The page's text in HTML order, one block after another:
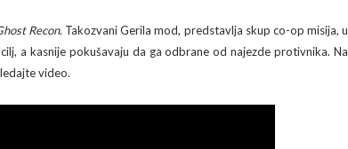
Recon. Takozvani Gerila mod, predstavlja skup co-op misija, u
a kasnije pokušavaju da ga odbrane od najezde protivnika. Na
video.